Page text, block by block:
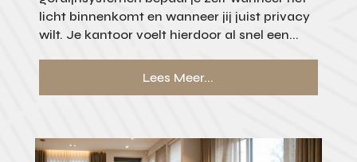
licht binnenkomt en wanneer jij juist privacy
wilt. Je kantoor voelt hierdoor al snel een...
Lees Meer...